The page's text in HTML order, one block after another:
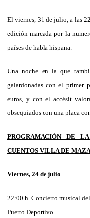
El viernes, 31 de julio, a las
edición marcada por la
países de habla hispana.
Una noche en la que
galardonadas con el primer
euros, y con el accésit
obsequiados con una placa
PROGRAMACIÓN DE
CUENTOS VILLA DE
Viernes, 24 de julio
22:00 h. Concierto musical
Puerto Deportivo